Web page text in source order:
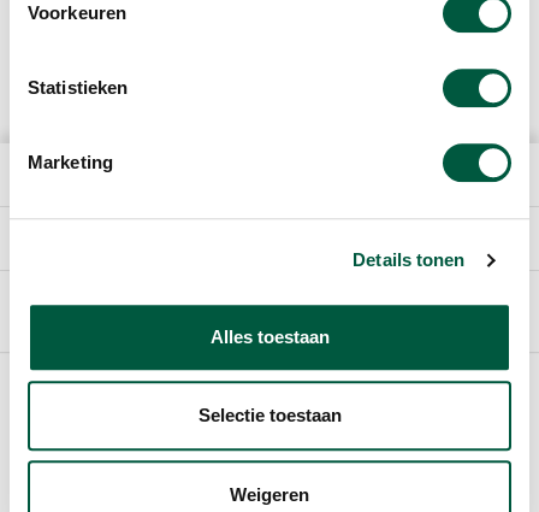
Voorkeuren
Statistieken
Marketing
Details tonen
Alles toestaan
Selectie toestaan
Weigeren
HET BEDRIJF
Footer
GEBRUIKERSVOORWAARDEN